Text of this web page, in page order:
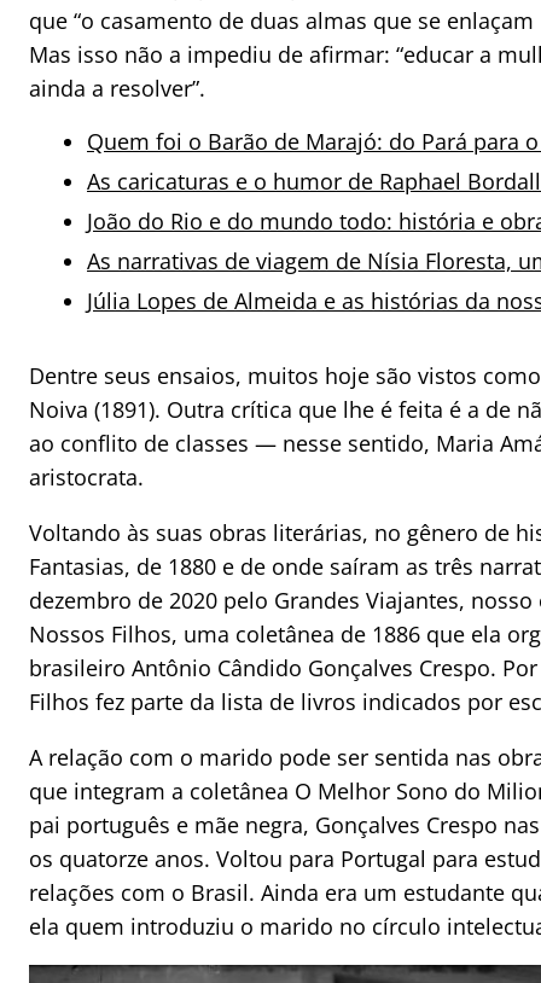
que “o casamento de duas almas que se
Mas isso não a impediu de afirmar: “educar a
ainda a resolver”.
Quem foi o Barão de Marajó: do Pará para
As caricaturas e o humor de Raphael
João do Rio e do mundo todo: história e
As narrativas de viagem de Nísia Floresta,
Júlia Lopes de Almeida e as histórias da
Dentre seus ensaios, muitos hoje são vistos
Noiva (1891). Outra crítica que lhe é feita é a de
ao conflito de classes — nesse sentido, Maria
aristocrata.
Voltando às suas obras literárias, no gênero de
Fantasias, de 1880 e de onde saíram as três
dezembro de 2020 pelo Grandes Viajantes,
Nossos Filhos, uma coletânea de 1886 que ela
brasileiro Antônio Cândido Gonçalves Crespo.
Filhos fez parte da lista de livros indicados por
A relação com o marido pode ser sentida nas
que integram a coletânea O Melhor Sono do
pai português e mãe negra, Gonçalves Crespo
os quatorze anos. Voltou para Portugal para
relações com o Brasil. Ainda era um estudante
ela quem introduziu o marido no círculo